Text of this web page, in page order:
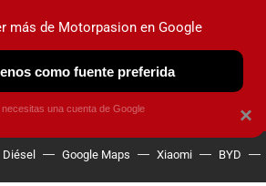
ELÉCTRICOS OBSERVATORIO
Diésel Google Maps Xiaomi BYD
×
más de Motorpasion en Google
como fuente preferida
necesitas una cuenta de Google